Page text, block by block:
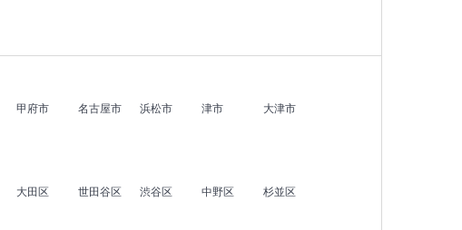
甲府市 名古屋市 浜松市 津市
大津市
大田区 世田谷区 渋谷区 中野区
杉並区